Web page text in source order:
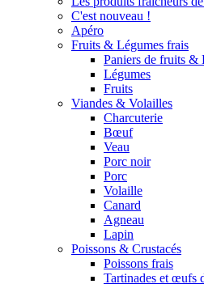
C'est nouveau !
Apéro
Fruits & Légumes frais
Paniers de fruits &
Légumes
Fruits
Viandes & Volailles
Charcuterie
Bœuf
Veau
Porc noir
Porc
Volaille
Canard
Agneau
Lapin
Poissons & Crustacés
Poissons frais
Tartinades et œufs